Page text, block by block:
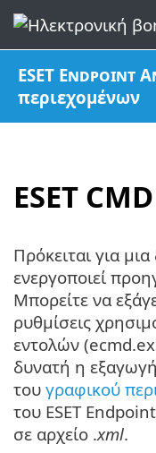
ESET Endpoint
περιεχομένων
ESET CMD
Πρόκειται για
ενεργοποιεί
Μπορείτε να
ρυθμίσεις
εντολών
δυνατή η
του γραφικού
του ESET
σε αρχείο .xml.